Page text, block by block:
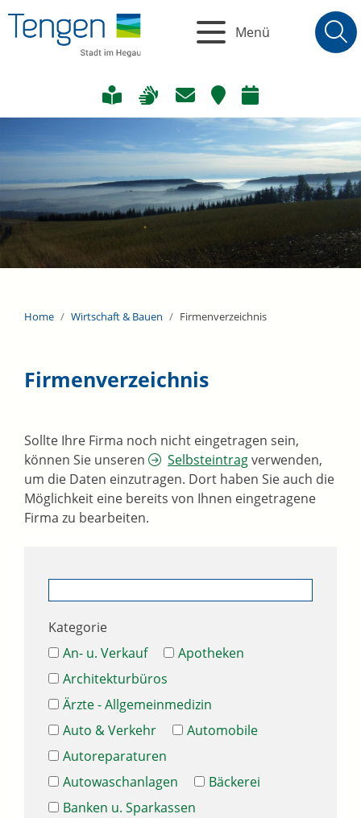
Menü
Home Wirtschaft & Bauen Firmenverzeichnis
Firmenverzeichnis
Sollte Ihre Firma noch nicht eingetragen sein,
können Sie unseren
Selbsteintragverwenden,
um die Daten einzutragen. Dort haben Sie auch die
Möglichkeit eine bereits von Ihnen eingetragene
Firma zu bearbeiten.
Kategorie
An- u. Verkauf
Apotheken
Architekturbüros
Ärzte - Allgemeinmedizin
Auto & Verkehr
Automobile
Autoreparaturen
Autowaschanlagen
Bäckerei
Banken u. Sparkassen